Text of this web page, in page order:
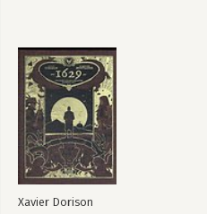
Xavier Dorison